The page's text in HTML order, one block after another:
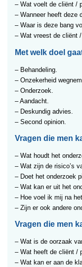
– Wat voelt de cliënt /
– Wanneer heeft deze
– Waar is deze bang
– Wat vreest de cliënt
Met welk doel
– Behandeling.
– Onzekerheid
– Onderzoek.
– Aandacht.
– Deskundig advies.
– Second opinion.
Vragen die men
– Wat houdt het
– Wat zijn de risico’s
– Doet het onderzoek
– Wat kan er uit het
– Hoe voel ik mij na
– Zijn er ook andere
Vragen die men
– Wat is de oorzaak
– Wat heeft de cliënt /
– Wat kan er aan de